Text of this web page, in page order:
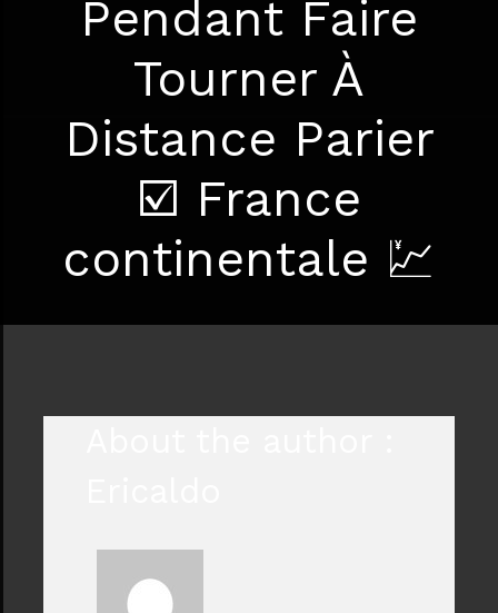
Pendant Faire
Tourner À
Distance Parier
☑️ France
continentale 💹